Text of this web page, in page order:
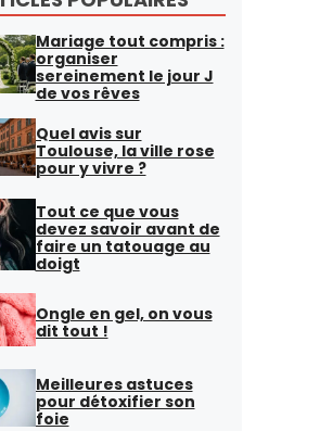
Mariage tout compris :
organiser
sereinement le jour J
de vos rêves
Quel avis sur
Toulouse, la ville rose
pour y vivre ?
Tout ce que vous
devez savoir avant de
faire un tatouage au
doigt
Ongle en gel, on vous
dit tout !
Meilleures astuces
pour détoxifier son
foie